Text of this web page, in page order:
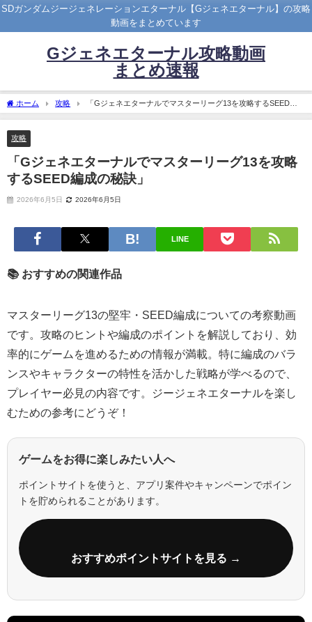
SDガンダムジージェネレーションエターナル【Gジェネエターナル】の攻略
動画をまとめています
Gジェネエターナル攻略動画
まとめ速報
ホーム 攻略
「Gジェネエターナルでマスターリーグ13を攻略するSEED編
成の秘訣」
攻略
「Gジェネエターナルでマスターリーグ13を攻略
するSEED編成の秘訣」
2026年6月5日 2026年6月5日
LINE
📚 おすすめの関連作品
マスターリーグ13の堅牢・SEED編成についての考察動画
です。攻略のヒントや編成のポイントを解説しており、効
率的にゲームを進めるための情報が満載。特に編成のバラ
ンスやキャラクターの特性を活かした戦略が学べるので、
プレイヤー必見の内容です。ジージェネエターナルを楽し
むための参考にどうぞ！
ゲームをお得に楽しみたい人へ
ポイントサイトを使うと、アプリ案件やキャンペーンでポイン
トを貯められることがあります。
おすすめポイントサイトを見る →